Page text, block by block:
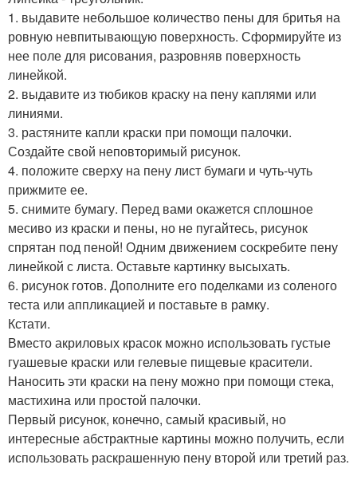
1. выдавите небольшое количество пены для бритья на
ровную невпитывающую поверхность. Сформируйте из
нее поле для рисования, разровняв поверхность
линейкой.
2. выдавите из тюбиков краску на пену каплями или
линиями.
3. растяните капли краски при помощи палочки.
Создайте свой неповторимый рисунок.
4. положите сверху на пену лист бумаги и чуть-чуть
прижмите ее.
5. снимите бумагу. Перед вами окажется сплошное
месиво из краски и пены, но не пугайтесь, рисунок
спрятан под пеной! Одним движением соскребите пену
линейкой с листа. Оставьте картинку высыхать.
6. рисунок готов. Дополните его поделками из соленого
теста или аппликацией и поставьте в рамку.
Кстати.
Вместо акриловых красок можно использовать густые
гуашевые краски или гелевые пищевые красители.
Наносить эти краски на пену можно при помощи стека,
мастихина или простой палочки.
Первый рисунок, конечно, самый красивый, но
интересные абстрактные картины можно получить, если
использовать раскрашенную пену второй или третий раз.